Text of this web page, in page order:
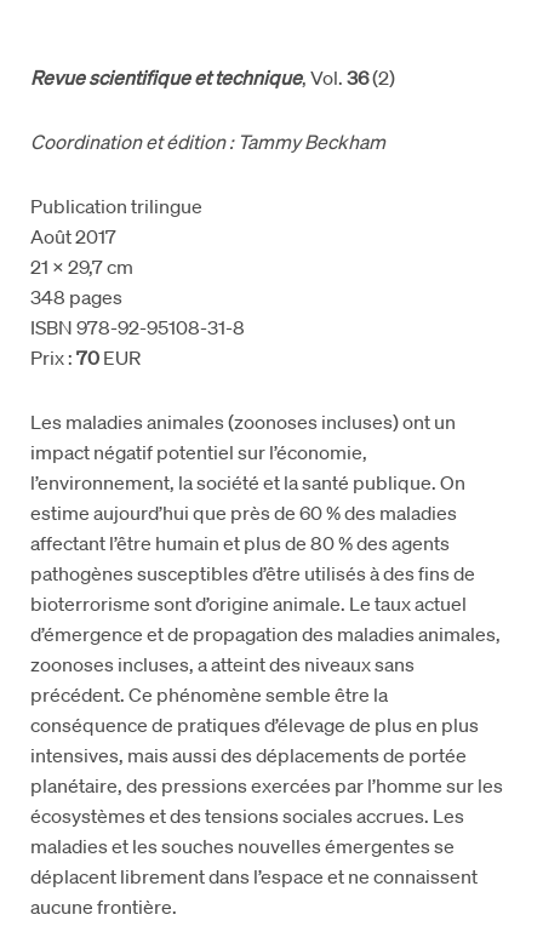
Revue scientifique et technique, Vol.36(2)
Coordination et édition : Tammy Beckham
Publication trilingue
Août 2017
21 × 29,7 cm
348 pages
ISBN 978-92-95108-31-8
Prix :70EUR
Les maladies animales (zoonoses incluses) ont un
impact négatif potentiel sur l’économie,
l’environnement, la société et la santé publique. On
estime aujourd’hui que près de 60 % des maladies
affectant l’être humain et plus de 80 % des agents
pathogènes susceptibles d’être utilisés à des fins de
bioterrorisme sont d’origine animale. Le taux actuel
d’émergence et de propagation des maladies animales,
zoonoses incluses, a atteint des niveaux sans
précédent. Ce phénomène semble être la
conséquence de pratiques d’élevage de plus en plus
intensives, mais aussi des déplacements de portée
planétaire, des pressions exercées par l’homme sur les
écosystèmes et des tensions sociales accrues. Les
maladies et les souches nouvelles émergentes se
déplacent librement dans l’espace et ne connaissent
aucune frontière.